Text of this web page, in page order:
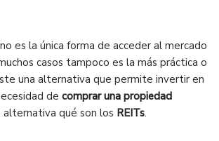
es la única forma de acceder al mercado
casos tampoco es la más práctica o
una alternativa que permite invertir en
de comprar una propiedad
alternativa qué son los REITs.